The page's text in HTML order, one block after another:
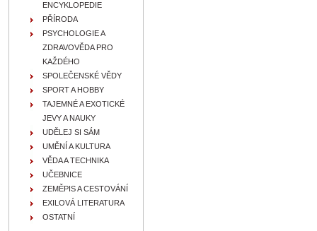
ENCYKLOPEDIE
PŘÍRODA
PSYCHOLOGIE A
ZDRAVOVĚDA PRO
KAŽDÉHO
SPOLEČENSKÉ VĚDY
SPORT A HOBBY
TAJEMNÉ A EXOTICKÉ
JEVY A NAUKY
UDĚLEJ SI SÁM
UMĚNÍ A KULTURA
VĚDA A TECHNIKA
UČEBNICE
ZEMĚPIS A CESTOVÁNÍ
EXILOVÁ LITERATURA
OSTATNÍ